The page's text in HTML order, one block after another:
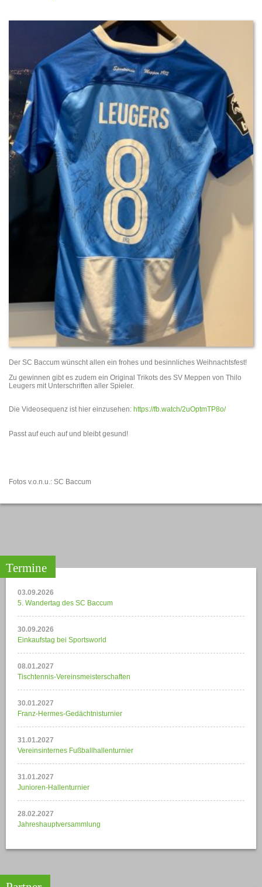
Der SC Baccum wünscht allen ein frohes und besinnliches Weihnachtsfest!
Zu gewinnen gibt es zudem ein Original Trikots des SV Meppen von Thilo
Leugers mit Unterschriften aller Spieler.
Die Videosequenz ist hier einzusehen: https://fb.watch/2uOptmTP8o/
Passt auf euch auf und bleibt gesund!
Fotos v.o.n.u.: SC Baccum
Termine
03.09.2026
5. Wandertag des SC Baccum
30.09.2026
Einkaufstag bei Sportsworld
08.01.2027
Tischtennis-Vereinsmeisterschaften
30.01.2027
Franz-Hermes-Gedächtnisturnier
31.01.2027
Vereinsinternes Fußballhallenturnier
31.01.2027
Junioren-Hallenturnier
28.02.2027
Jahreshauptversammlung